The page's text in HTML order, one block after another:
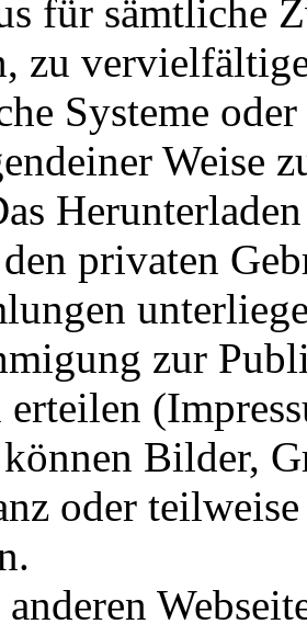
für sämtliche
zu
Systeme
Weise
privaten
zur
Bilder,
oder